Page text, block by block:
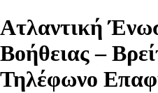
Ατλαντική
Βοήθειας –
Τηλέφωνο